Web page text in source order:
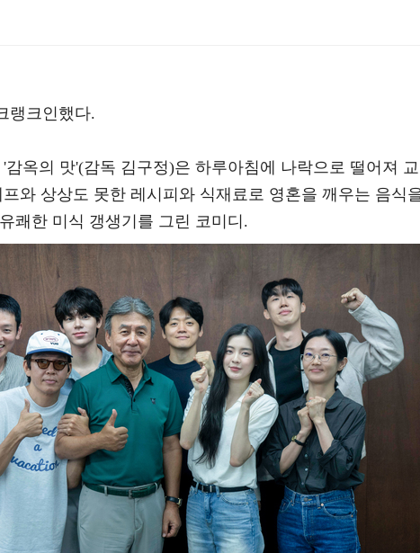
랭크인했다.
감옥의 맛'(감독 김구정)은 하루아침에 나락으로 떨어져
와 상상도 못한 레시피와 식재료로 영혼을 깨우는 음식
쾌한 미식 갱생기를 그린 코미디.